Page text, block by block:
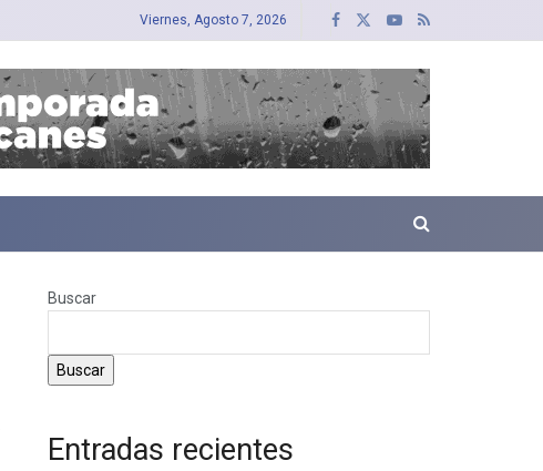
Viernes, Agosto 7, 2026
Buscar
Buscar
Entradas recientes